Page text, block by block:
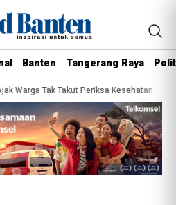
Banten Tangerang Raya
Takut Periksa Kesehatan Pemilihan